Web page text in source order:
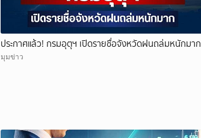
ประกาศแล้ว! กรมอุตุฯ เปิดรายชื่อจังหวัดฝนถล่มหนักมาก
มุมข่าว